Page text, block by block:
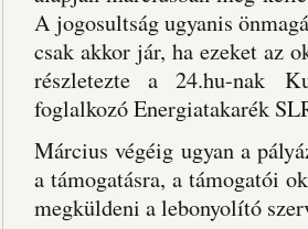
A jogosultság ugyanis
csak akkor jár, ha ezeket az
részletezte a 24.hu-nak
foglalkozó Energiatakarék
Március végéig ugyan a
a támogatásra, a támogatói
megküldeni a lebonyolító